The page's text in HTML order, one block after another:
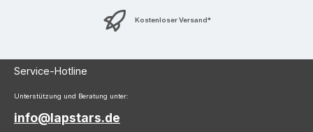
Kostenloser Versand*
Service-Hotline
Unterstützung und Beratung unter:
info@lapstars.de